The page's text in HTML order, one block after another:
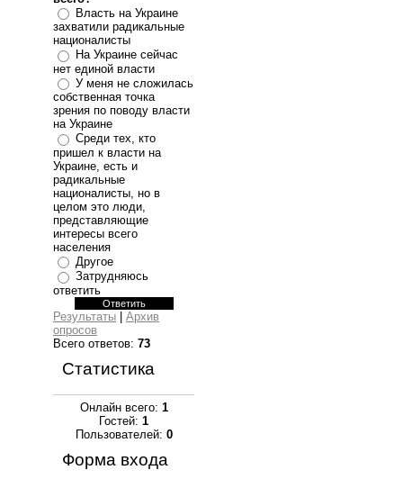
Власть на Украине
захватили радикальные
националисты
На Украине сейчас
нет единой власти
У меня не сложилась
собственная точка
зрения по поводу власти
на Украине
Среди тех, кто
пришел к власти на
Украине, есть и
радикальные
националисты, но в
целом это люди,
представляющие
интересы всего
населения
Другое
Затрудняюсь
ответить
Результаты
Архив
опросов
Всего ответов: 73
Статистика
Онлайн всего: 1
Гостей: 1
Пользователей: 0
Форма входа